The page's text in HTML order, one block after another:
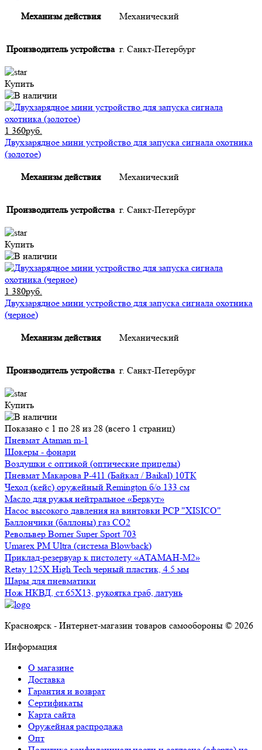
Механизм действия Механический
Производитель устройства г. Санкт-Петербург
Купить
1 360руб.
Двухзарядное мини устройство для запуска сигнала охотника
(золотое)
Механизм действия Механический
Производитель устройства г. Санкт-Петербург
Купить
1 380руб.
Двухзарядное мини устройство для запуска сигнала охотника
(черное)
Механизм действия Механический
Производитель устройства г. Санкт-Петербург
Купить
Показано с 1 по 28 из 28 (всего 1 страниц)
Пневмат Ataman m-1
Шокеры - фонари
Воздушки с оптикой (оптические прицелы)
Пневмат Макарова Р-411 (Байкал / Baikal) 10ТК
Чехол (кейс) оружейный Remington б/о 133 см
Масло для ружья нейтральное «Беркут»
Насос высокого давления на винтовки PCP "XISICO"
Баллончики (баллоны) газ СО2
Револьвер Borner Super Sport 703
Umarex PM Ultra (система Blowback)
Приклад-резервуар к пистолету «АТАМАН-М2»
Retay 125X High Tech черный пластик, 4.5 мм
Шары для пневматики
Нож НКВД, ст.65Х13, рукоятка граб, латунь
Красноярск - Интернет-магазин товаров самообороны © 2026
Информация
О магазине
Доставка
Гарантия и возврат
Сертификаты
Карта сайта
Оружейная распродажа
Опт